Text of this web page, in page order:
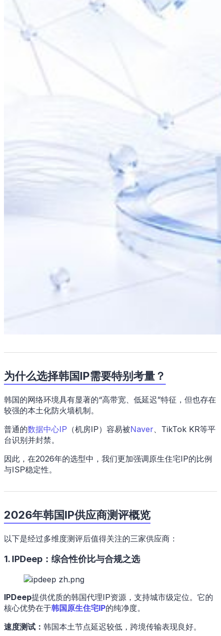
为什么选择韩国IP需要特别考量？
韩国的网络环境具有显著的“高带宽、低延迟”特征，但也存在
较强的本土化防火墙机制。
普通的数据中心IP （机房IP）容易被Naver 、TikTok KR等平
台识别并封禁。
因此，在2026年的选型中，我们更加强调原生住宅IP的比例
与ISP稳定性。
2026年韩国IP供应商测评概览
以下是经过多维度测评后值得关注的三家供应商：
1. IPDeep：综合性价比与合规之选
IPDeep提供优质的韩国代理IP资源，支持城市级定位。它的
核心优势在于韩国原生住宅IP的纯净度。
速度测试： 韩国本土节点延迟较低，跨境传输表现良好。